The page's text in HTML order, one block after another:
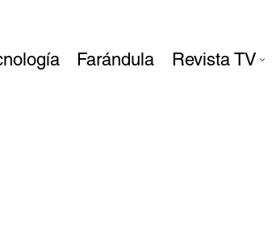
Farándula Revista TV